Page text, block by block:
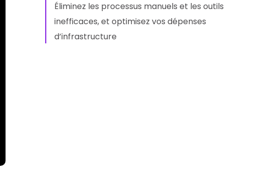
Éliminez les processus manuels et les outils
inefficaces, et optimisez vos dépenses
d’infrastructure